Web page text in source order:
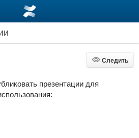
Следить
Следить
презентациидля